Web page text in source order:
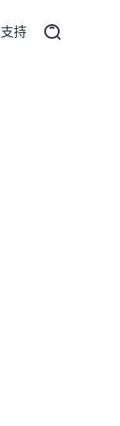
支持